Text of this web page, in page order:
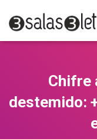
Chifre
destemido: